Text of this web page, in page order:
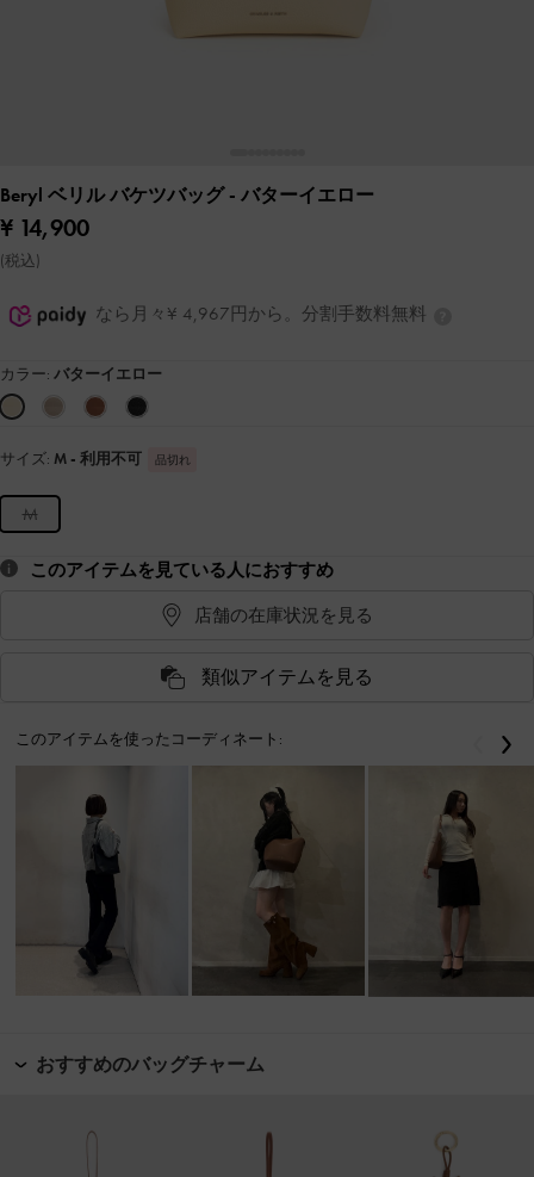
Beryl ベリル バケツバッグ- バターイエロー
¥ 14,900
(税込)
なら月々¥ 4,967円から。分割手数料無料
カラー: バターイエロー
サイズ: M - 利用不可 品切れ
M
このアイテムを見ている人におすすめ
店舗の在庫状況を見る
類似アイテムを見る
このアイテムを使ったコーディネート: 戻る
おすすめのバッグチャーム